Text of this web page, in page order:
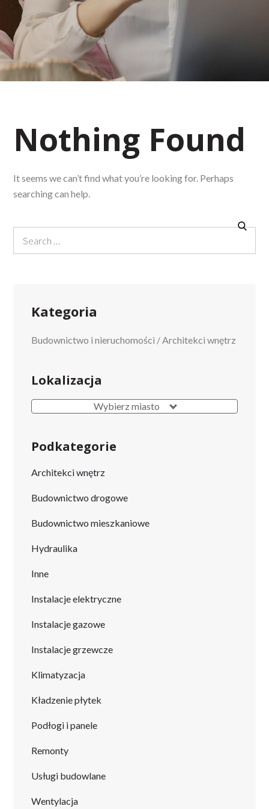
Nothing Found
It seems we can’t find what you’re looking for. Perhaps
searching can help.
Search
for:
Kategoria
Budownictwo i nieruchomości /Architekci wnętrz
Lokalizacja
Wybierz miasto
Podkategorie
Architekci wnętrz
Budownictwo drogowe
Budownictwo mieszkaniowe
Hydraulika
Inne
Instalacje elektryczne
Instalacje gazowe
Instalacje grzewcze
Klimatyzacja
Kładzenie płytek
Podłogi i panele
Remonty
Usługi budowlane
Wentylacja